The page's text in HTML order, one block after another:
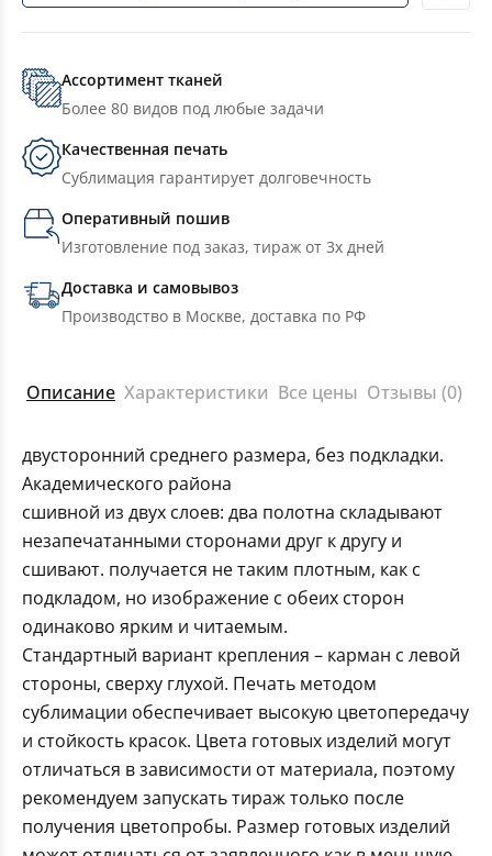
Ассортимент тканей
Более 80 видов под любые задачи
Качественная печать
Сублимация гарантирует долговечность
Оперативный пошив
Изготовление под заказ, тираж от 3х дней
Доставка и самовывоз
Производство в Москве, доставка по РФ
Описание Характеристики Все цены Отзывы (0)
двусторонний среднего размера, без подкладки.
Академического района
сшивной из двух слоев: два полотна складывают
незапечатанными сторонами друг к другу и
сшивают. получается не таким плотным, как с
подкладом, но изображение с обеих сторон
одинаково ярким и читаемым.
Стандартный вариант крепления – карман с левой
стороны, сверху глухой. Печать методом
сублимации обеспечивает высокую цветопередачу
и стойкость красок. Цвета готовых изделий могут
отличаться в зависимости от материала, поэтому
рекомендуем запускать тираж только после
получения цветопробы. Размер готовых изделий